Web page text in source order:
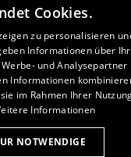
Cookies.
zu personalisieren
Informationen über
und Analysepartner
Informationen
im Rahmen Ihrer
Informationen
NOTWENDIGE